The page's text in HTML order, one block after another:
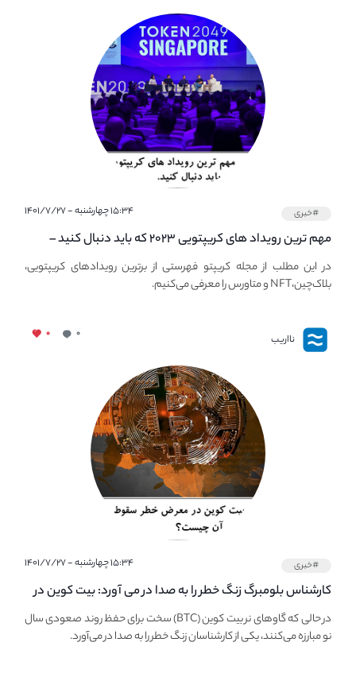
#خبری ۱۵:۳۴ چهارشنبه - ۱۴۰۱/۷/۲۷
مهم ترین رویداد های کریپتویی ۲۰۲۳ که باید دنبال کنید –
معرفی بهترین رویداد های جهانی
در این مطلب از مجله کریپتو فهرستی از برترین رویدادهای کریپتویی،
بلاک‌چین،NFT و متاورس را معرفی می‌کنیم.
نااریب ۰ ۰
#خبری ۱۵:۳۴ چهارشنبه - ۱۴۰۱/۷/۲۷
کارشناس بلومبرگ زنگ خطر را به صدا در می آورد: بیت کوین در
معرض خطر سقوط بزرگ است - دلیل آن چیست؟در حالی که گاوهای نر بیت کوین (BTC) سخت برای حفظ روند صعودی سال
نو مبارزه می‌کنند، یکی از کارشناسان زنگ خطر را به صدا در می‌آورد.